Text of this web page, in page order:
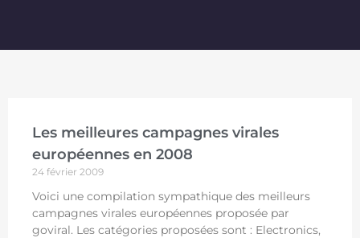
Les meilleures campagnes virales
européennes en 2008
24 février 2009
Voici une compilation sympathique des meilleurs
campagnes virales européennes proposée par
goviral. Les catégories proposées sont : Electronics,